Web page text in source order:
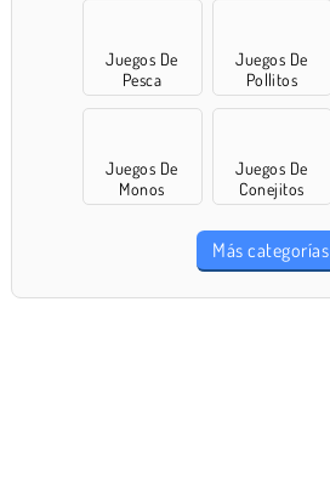
Juegos De
Pesca
Juegos De
Pollitos
Juegos De
Monos
Juegos De
Conejitos
Más categorías